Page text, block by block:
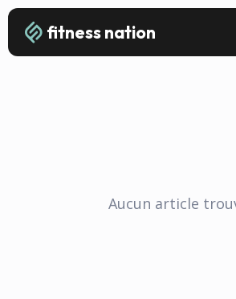
fitness nation
Aucun article